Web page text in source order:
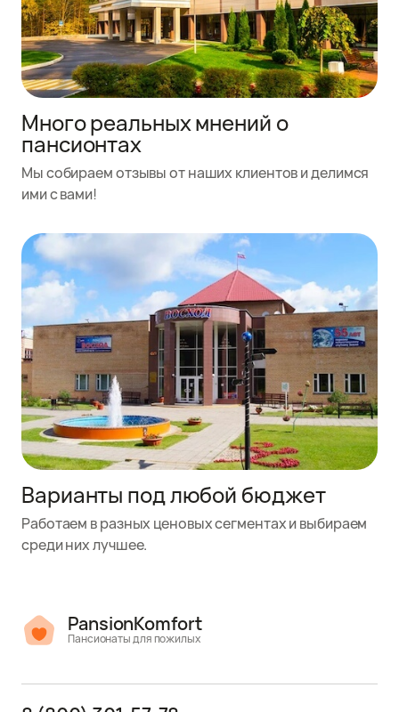
Много реальных мнений о
пансионтах
Мы собираем отзывы от наших клиентов и делимся
ими с вами!
Варианты под любой бюджет
Работаем в разных ценовых сегментах и выбираем
среди них лучшее.
PansionKomfort
Пансионаты для пожилых